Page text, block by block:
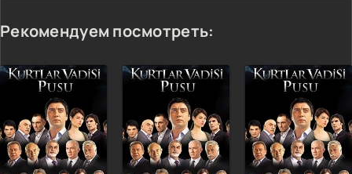
Рекомендуем посмотреть: